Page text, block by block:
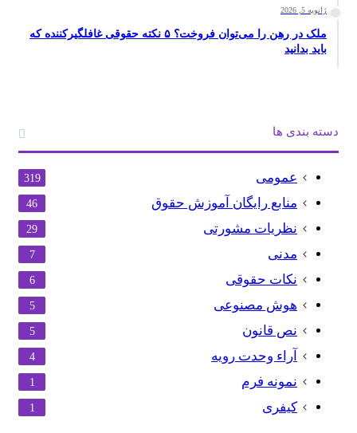
ژانویه 5, 2026
ملک در رهن را می‌توان فروخت؟ ۵ نکته حقوقی غافلگیرکننده که
باید بدانید
دسته بندی ها
عمومی 319
منابع رایگان آموزش حقوق 46
نظریات مشورتی 29
مدنی 7
نکات حقوقی 6
هوش مصنوعی 5
نص قانون 5
آراء وحدت رویه 4
نمونه فرم 1
کیفری 1